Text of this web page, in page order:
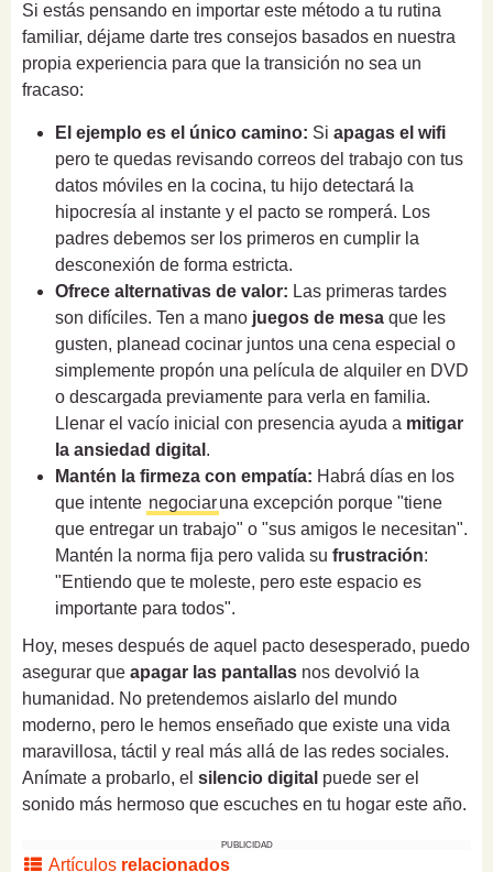
Si estás pensando en importar este método a tu rutina
familiar, déjame darte tres consejos basados en nuestra
propia experiencia para que la transición no sea un
fracaso:
El ejemplo es el único camino: Si apagas el wifi
pero te quedas revisando correos del trabajo con tus
datos móviles en la cocina, tu hijo detectará la
hipocresía al instante y el pacto se romperá. Los
padres debemos ser los primeros en cumplir la
desconexión de forma estricta.
Ofrece alternativas de valor: Las primeras tardes
son difíciles. Ten a mano juegos de mesa que les
gusten, planead cocinar juntos una cena especial o
simplemente propón una película de alquiler en DVD
o descargada previamente para verla en familia.
Llenar el vacío inicial con presencia ayuda a mitigar
la ansiedad digital .
Mantén la firmeza con empatía: Habrá días en los
que intente negociaruna excepción porque "tiene
que entregar un trabajo" o "sus amigos le necesitan".
Mantén la norma fija pero valida su frustración:
"Entiendo que te moleste, pero este espacio es
importante para todos".
Hoy, meses después de aquel pacto desesperado, puedo
asegurar que apagar las pantallas nos devolvió la
humanidad. No pretendemos aislarlo del mundo
moderno, pero le hemos enseñado que existe una vida
maravillosa, táctil y real más allá de las redes sociales.
Anímate a probarlo, el silencio digital puede ser el
sonido más hermoso que escuches en tu hogar este año.
PUBLICIDAD
Artículos relacionados